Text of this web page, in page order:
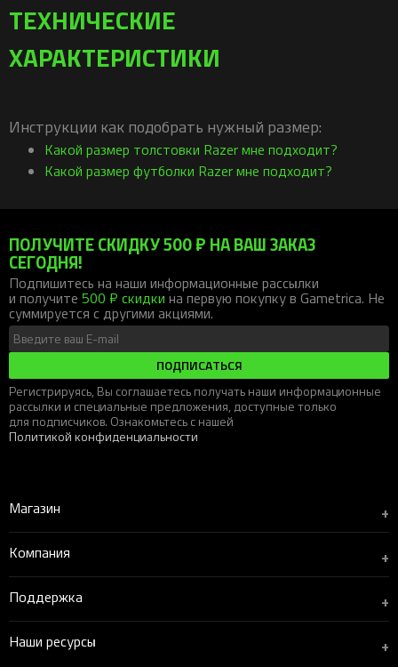
ТЕХНИЧЕСКИЕ
ХАРАКТЕРИСТИКИ
Инструкции как подобрать нужный размер:
Какой размер толстовки Razer мне подходит?
Какой размер футболки Razer мне подходит?
ПОЛУЧИТЕ СКИДКУ 500 ₽ НА ВАШ ЗАКАЗ
СЕГОДНЯ!
Подпишитесь на наши информационные рассылки
и получите 500 ₽ скидки на первую покупку в Gametrica. Не
суммируется с другими акциями.
ПОДПИСАТЬСЯ
Регистрируясь, Вы соглашаетесь получать наши информационные
рассылки и специальные предложения, доступные только
для подписчиков. Ознакомьтесь с нашей
Политикой конфиденциальности
Магазин +
Компания +
Поддержка +
Наши ресурсы +